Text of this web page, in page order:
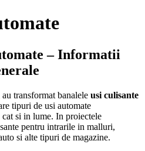
– Informatii
transformat banalele usi culisante
tipuri de usi automate
si in lume. In proiectele
pentru intrarile in malluri,
si alte tipuri de magazine.